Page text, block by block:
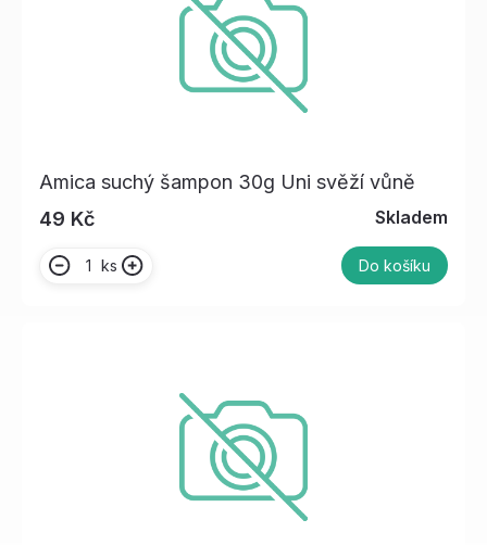
Amica suchý šampon 30g Uni svěží vůně
49 Kč
Skladem
ks Do košíku